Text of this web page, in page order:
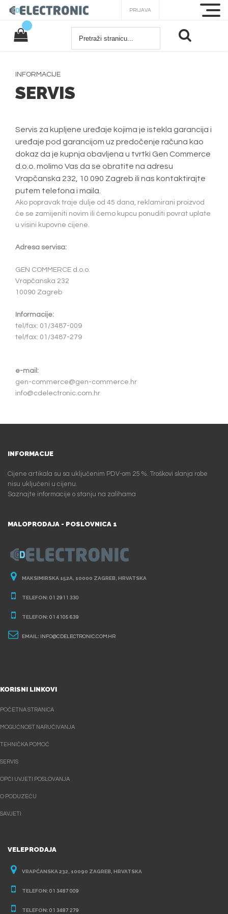
PRIJAVA
INFORMACIJE
SERVIS
Servis za kupljene uređaje kojima je istekla garancija i
uređaje pod garancijom uz predočenje računa kao
dokaz da je kupnja obavljena u tvrtki Gen Commerce
d.o.o. molimo Vas da se obratite na adresu
Vrapčanska 232, 10 090 Zagreb ili nas kontaktirajte
putem telefona i maila.
Ako popravak traje dulje od 45 dana, reklamirani proizvod
će se zamijeniti novim ili ćemo kupcu ponuditi povrat uplate
u visini kupovne cijene.
Adresa servisa:
GEN COMMERCE d.o.o.
Vrapčanska 232
10090 Zagreb
Informacije:
tel/fax: 01/3487-009
tel/fax: 01/3487-279
e-mail:
gen-commerce@gen-commerce.hr
info@cdelectronic.com.hr
INFORMACIJE
Cijene artikala su sa uključenim PDV-om 25 %. Troškovi slanja robe
nisu uključeni u cijenu.
Saznajte informacije o stanju na zalihama
MALOPRODAJA - POSLOVNICA 1
MAKSIMIRSKA 152A, 10000 ZAGREB, HRVATSKA
TELEFON: 01 2911 330
TELEFON: 01 4105 639
EMAIL: INFO@CDELECTRONIC.COM.HR
KORISNI LINKOVI
POČETNA STRANICA
MOGUĆNOST NARUČIVANJA
TEHNIČKA POMOĆ
SERVIS
OPĆI UVJETI POSLOVANJA
O PODUZEĆU
SAVJETI
VELEPRODAJA
VRAPĆANSKA 232, 10090 ZAGREB, HRVATSKA
TELEFON: 01 3487 009
TELEFON: 01 3487 279